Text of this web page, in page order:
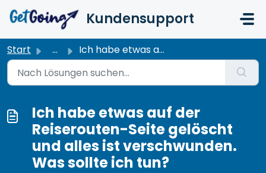
Kundensupport
Start ... Ich habe etwas auf der Reiserouten-Seite gelöscht und all...
Ich habe etwas auf der
Reiserouten-Seite gelöscht
und alles ist verschwunden.
Was sollte ich tun?